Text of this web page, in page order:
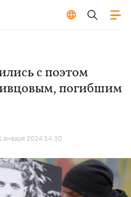
с поэтом
погибшим
января 2024 14:30